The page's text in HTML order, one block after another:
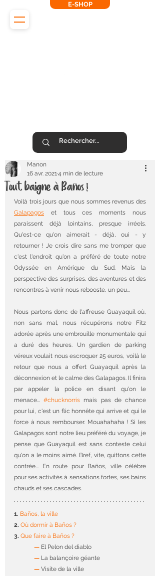
E-SHOP
Tout baigne à Baños !
Manon
16 avr. 20214 min de lecture
Galapagos et tous ces moments nous
paraissent déjà lointains, presque irréels.
Qu'est-ce qu'on aimerait - déjà, oui - y
retourner ! Je crois dire sans me tromper que
c'est l'endroit qu'on a préféré de toute notre
Odyssée en Amérique du Sud. Mais la
perspective des surprises, des aventures et des
rencontres à venir nous rebooste, un peu...
Nous partons donc de l'affreuse Guayaquil où,
non sans mal, nous récupérons notre Fitz
adorée après une embrouille monumentale qui
a duré des heures. Un gardien de parking
véreux voulait nous escroquer 25 euros, voilà le
retour que nous a offert Guayaquil après la
déconnexion et le calme des Galapagos. Il finira
par appeler la police en disant qu'on le
menace... #chucknorris mais pas de chance
pour lui, c'est un flic honnête qui arrive et qui le
force à nous rembourser. Mouahahaha ! Si les
Galapagos sont notre lieu préféré du voyage, je
pense que Guayaquil est sans conteste celui
qu'on a le moins aimé. Bref, vite, quittons cette
contrée... En route pour Baños, ville célèbre
pour ses activités à sensations fortes, ses bains
chauds et ses cascades.
1. Baños, la ville
2. Où dormir à Baños ?
3. Que faire à Baños ?
— El Pelon del diablo
— La balançoire géante
— Visite de la ville